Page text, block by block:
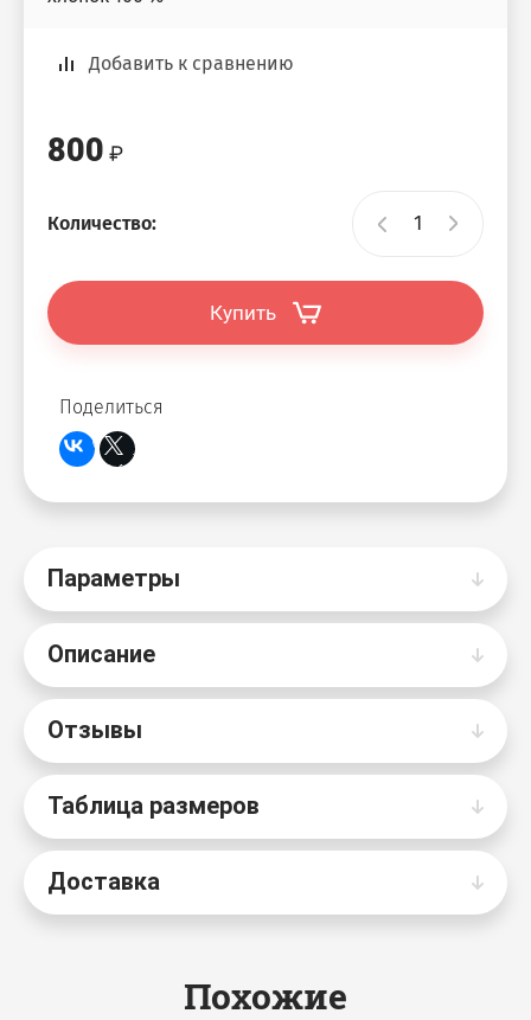
Добавить к сравнению
800
Количество:
Купить
Поделиться
Параметры
Описание
Отзывы
Таблица размеров
Доставка
Похожие